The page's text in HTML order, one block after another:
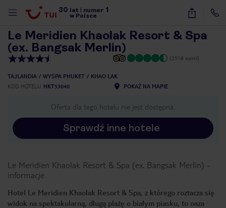
30 lat numer 1
w Polsce
49
Le Meridien Khaolak Resort & Spa
(ex. Bangsak Merlin)
(2518 opinii)
TAJLANDIA WYSPA PHUKET
KHAO LAK
KOD HOTELU HKT53040 POKAŻ NA MAPIE
Oferta dla tego hotelu nie jest dostępna.
Sprawdź inne hotele
Le Meridien Khaolak Resort & Spa (ex. Bangsak Merlin) -
informacje
Hotel Le Meridien Khaolak Resort & Spa, z którego roztacza się
widok na spektakularną, długą plażę o białym piasku, to oaza